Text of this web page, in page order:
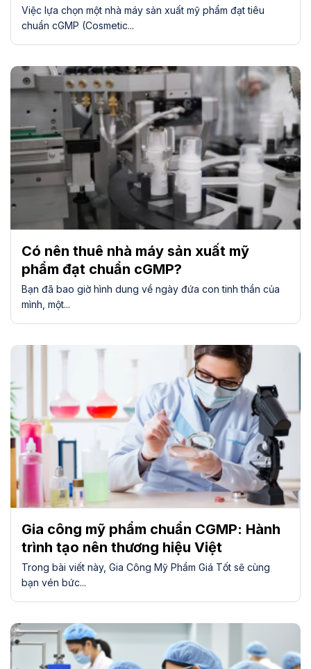
Việc lựa chọn một nhà máy sản xuất mỹ phẩm đạt tiêu
chuẩn cGMP (Cosmetic...
Có nên thuê nhà máy sản xuất mỹ
phẩm đạt chuẩn cGMP?
Bạn đã bao giờ hình dung về ngày đứa con tinh thần của
mình, một...
Gia công mỹ phẩm chuẩn CGMP: Hành
trình tạo nên thương hiệu Việt
Trong bài viết này, Gia Công Mỹ Phẩm Giá Tốt sẽ cùng
bạn vén bức...